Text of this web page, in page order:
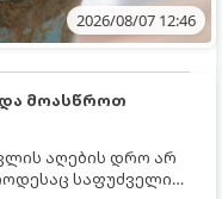
2026/08/07 12:46
მოასწროთ
აღების დრო არ
საფუძველი